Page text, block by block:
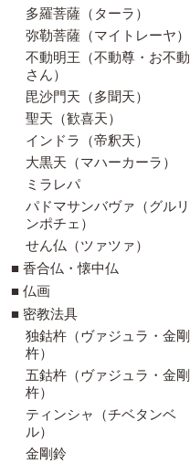
多羅菩薩（ターラ）
弥勒菩薩（マイトレーヤ）
不動明王（不動尊・お不動
さん）
毘沙門天（多聞天）
聖天（歓喜天）
インドラ（帝釈天）
大黒天（マハーカーラ）
ミラレパ
パドマサンバヴァ（グルリ
ンポチェ）
せん仏（ツァツァ）
■ 香合仏・懐中仏
■ 仏画
■ 密教法具
独鈷杵（ヴァジュラ・金剛
杵）
五鈷杵（ヴァジュラ・金剛
杵）
ティンシャ（チベタンベ
ル）
金剛鈴